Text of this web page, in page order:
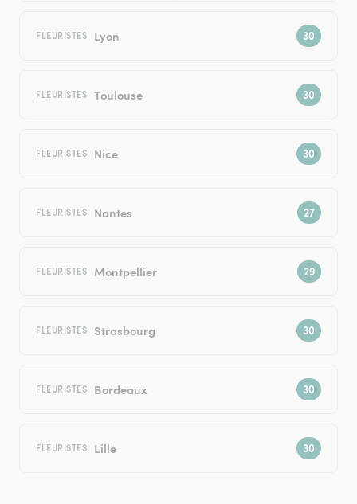
FLEURISTES Lyon
FLEURISTES Toulouse
FLEURISTES Nice
FLEURISTES Nantes
FLEURISTES Montpellier
FLEURISTES Strasbourg
FLEURISTES Bordeaux
FLEURISTES Lille